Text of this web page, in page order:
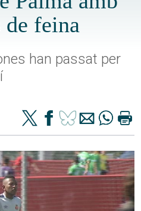
de feina
han passat per